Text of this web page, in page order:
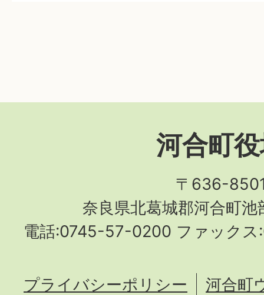
河合町
〒636-
奈良県北葛城郡河合町池
電話:0745-57-0200 ファック
プライバシーポリシー 河合町